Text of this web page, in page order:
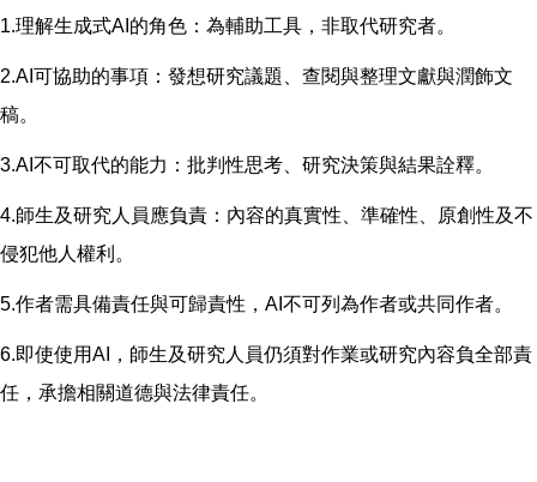
1.理解生成式AI的角色：為輔助工具，非取代研究者。
2.AI可協助的事項：發想研究議題、查閱與整理文獻與潤飾文
稿。
3.AI不可取代的能力：批判性思考、研究決策與結果詮釋。
4.師生及研究人員應負責：內容的真實性、準確性、原創性及不
侵犯他人權利。
5.作者需具備責任與可歸責性，AI不可列為作者或共同作者。
6.即使使用AI，師生及研究人員仍須對作業或研究內容負全部責
任，承擔相關道德與法律責任。